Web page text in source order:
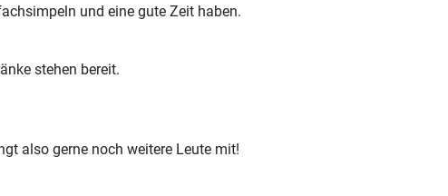
und eine gute Zeit haben.
stehen bereit.
also gerne noch weitere Leute mit!